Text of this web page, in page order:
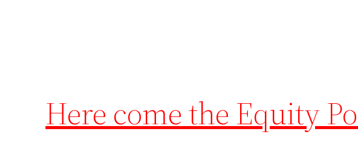
Here come the Equity